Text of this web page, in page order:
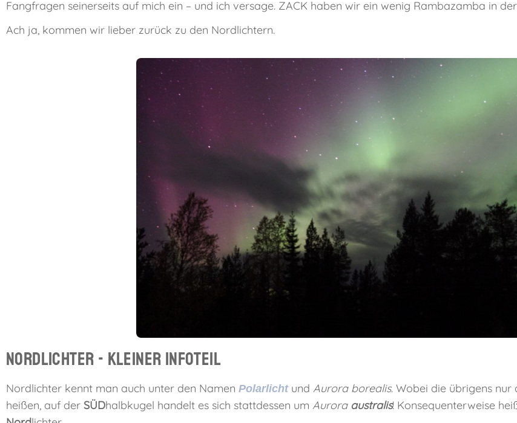
Fangfragen seinerseits auf mich ein – und ich versage. ZACK haben wir ein wenig Rambazamba in
Ach ja, kommen wir lieber zurück zu den Nordlichtern.
Nordlichter - kleiner Infoteil
Nordlichter kennt man auch unter den Namen Polarlichtund Aurora borealis. Wobei die übrigens nur
heißen, auf der SÜDhalbkugel handelt es sich stattdessen um Aurora australis! Konsequenterweise